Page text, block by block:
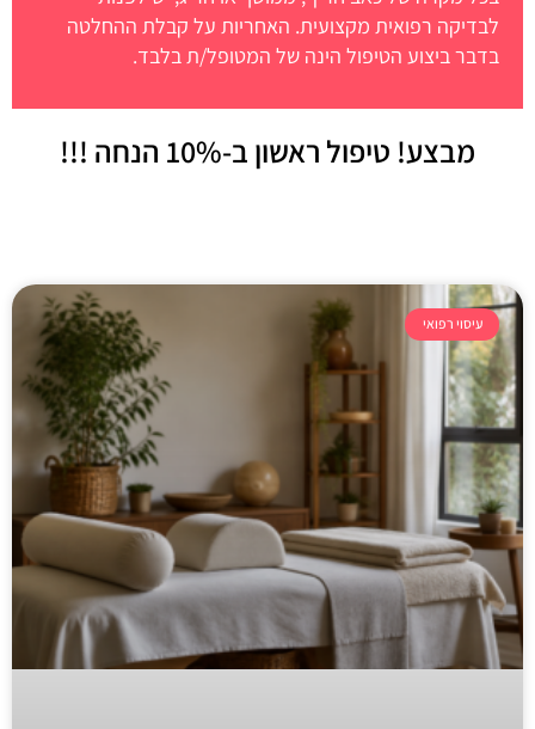
לבדיקה רפואית מקצועית. האחריות על קבלת ההחלטה
בדבר ביצוע הטיפול הינה של המטופל/ת בלבד.
מבצע! טיפול ראשון ב-10% הנחה !!!
עיסוי רפואי